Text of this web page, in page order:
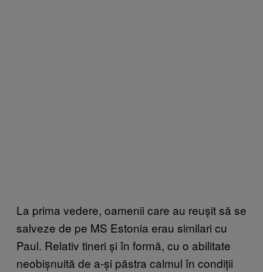
La prima vedere, oamenii care au reușit să se
salveze de pe MS Estonia erau similari cu
Paul. Relativ tineri și în formă, cu o abilitate
neobișnuită de a-și păstra calmul în condiții